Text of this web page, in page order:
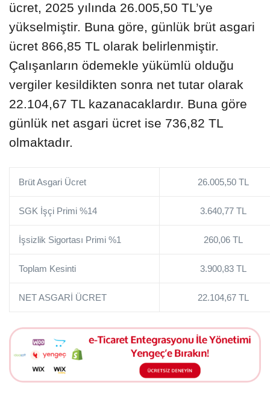
ücret, 2025 yılında 26.005,50 TL’ye
yükselmiştir. Buna göre, günlük brüt asgari
ücret 866,85 TL olarak belirlenmiştir.
Çalışanların ödemekle yükümlü olduğu
vergiler kesildikten sonra net tutar olarak
22.104,67 TL kazanacaklardır. Buna göre
günlük net asgari ücret ise 736,82 TL
olmaktadır.
Brüt Asgari Ücret 26.005,50 TL
SGK İşçi Primi %14 3.640,77 TL
İşsizlik Sigortası Primi %1 260,06 TL
Toplam Kesinti 3.900,83 TL
NET ASGARİ ÜCRET 22.104,67 TL